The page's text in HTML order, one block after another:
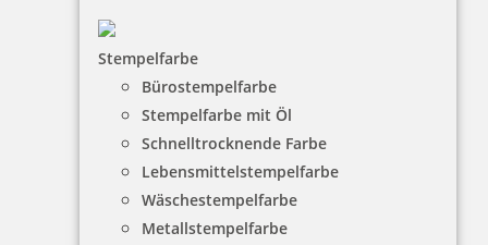
Stempelfarbe
Bürostempelfarbe
Stempelfarbe mit Öl
Schnelltrocknende Farbe
Lebensmittelstempelfarbe
Wäschestempelfarbe
Metallstempelfarbe
Impressum
Datenschutz
Barrierefreiheit
Vertrag widerrufen